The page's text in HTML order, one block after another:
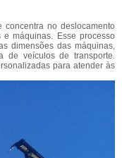
no deslocamento
máquinas. Esse processo
dimensões das máquinas,
de veículos de transporte.
para atender às